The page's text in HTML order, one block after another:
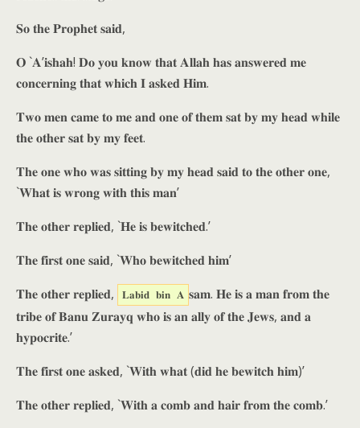
𝐒𝐨 𝐭𝐡𝐞 𝐏𝐫𝐨𝐩𝐡𝐞𝐭 𝐬𝐚𝐢𝐝,
𝐎 `𝐀’𝐢𝐬𝐡𝐚𝐡! 𝐃𝐨 𝐲𝐨𝐮 𝐤𝐧𝐨𝐰 𝐭𝐡𝐚𝐭 𝐀𝐥𝐥𝐚𝐡 𝐡𝐚𝐬 𝐚𝐧𝐬𝐰𝐞𝐫𝐞𝐝 𝐦𝐞
𝐜𝐨𝐧𝐜𝐞𝐫𝐧𝐢𝐧𝐠 𝐭𝐡𝐚𝐭 𝐰𝐡𝐢𝐜𝐡 𝐈 𝐚𝐬𝐤𝐞𝐝 𝐇𝐢𝐦.
𝐓𝐰𝐨 𝐦𝐞𝐧 𝐜𝐚𝐦𝐞 𝐭𝐨 𝐦𝐞 𝐚𝐧𝐝 𝐨𝐧𝐞 𝐨𝐟 𝐭𝐡𝐞𝐦 𝐬𝐚𝐭 𝐛𝐲 𝐦𝐲 𝐡𝐞𝐚𝐝 𝐰𝐡𝐢𝐥𝐞
𝐭𝐡𝐞 𝐨𝐭𝐡𝐞𝐫 𝐬𝐚𝐭 𝐛𝐲 𝐦𝐲 𝐟𝐞𝐞𝐭.
𝐓𝐡𝐞 𝐨𝐧𝐞 𝐰𝐡𝐨 𝐰𝐚𝐬 𝐬𝐢𝐭𝐭𝐢𝐧𝐠 𝐛𝐲 𝐦𝐲 𝐡𝐞𝐚𝐝 𝐬𝐚𝐢𝐝 𝐭𝐨 𝐭𝐡𝐞 𝐨𝐭𝐡𝐞𝐫 𝐨𝐧𝐞,
`𝐖𝐡𝐚𝐭 𝐢𝐬 𝐰𝐫𝐨𝐧𝐠 𝐰𝐢𝐭𝐡 𝐭𝐡𝐢𝐬 𝐦𝐚𝐧’
𝐓𝐡𝐞 𝐨𝐭𝐡𝐞𝐫 𝐫𝐞𝐩𝐥𝐢𝐞𝐝, `𝐇𝐞 𝐢𝐬 𝐛𝐞𝐰𝐢𝐭𝐜𝐡𝐞𝐝.’
𝐓𝐡𝐞 𝐟𝐢𝐫𝐬𝐭 𝐨𝐧𝐞 𝐬𝐚𝐢𝐝, `𝐖𝐡𝐨 𝐛𝐞𝐰𝐢𝐭𝐜𝐡𝐞𝐝 𝐡𝐢𝐦’
𝐓𝐡𝐞 𝐨𝐭𝐡𝐞𝐫 𝐫𝐞𝐩𝐥𝐢𝐞𝐝,
𝐋𝐚𝐛𝐢𝐝 𝐛𝐢𝐧 𝐀 𝐬𝐚𝐦. 𝐇𝐞 𝐢𝐬 𝐚 𝐦𝐚𝐧 𝐟𝐫𝐨𝐦 𝐭𝐡𝐞
𝐭𝐫𝐢𝐛𝐞 𝐨𝐟 𝐁𝐚𝐧𝐮 𝐙𝐮𝐫𝐚𝐲𝐪 𝐰𝐡𝐨 𝐢𝐬 𝐚𝐧 𝐚𝐥𝐥𝐲 𝐨𝐟 𝐭𝐡𝐞 𝐉𝐞𝐰𝐬, 𝐚𝐧𝐝 𝐚
𝐡𝐲𝐩𝐨𝐜𝐫𝐢𝐭𝐞.’
𝐓𝐡𝐞 𝐟𝐢𝐫𝐬𝐭 𝐨𝐧𝐞 𝐚𝐬𝐤𝐞𝐝, `𝐖𝐢𝐭𝐡 𝐰𝐡𝐚𝐭 (𝐝𝐢𝐝 𝐡𝐞 𝐛𝐞𝐰𝐢𝐭𝐜𝐡 𝐡𝐢𝐦)’
𝐓𝐡𝐞 𝐨𝐭𝐡𝐞𝐫 𝐫𝐞𝐩𝐥𝐢𝐞𝐝, `𝐖𝐢𝐭𝐡 𝐚 𝐜𝐨𝐦𝐛 𝐚𝐧𝐝 𝐡𝐚𝐢𝐫 𝐟𝐫𝐨𝐦 𝐭𝐡𝐞 𝐜𝐨𝐦𝐛.’